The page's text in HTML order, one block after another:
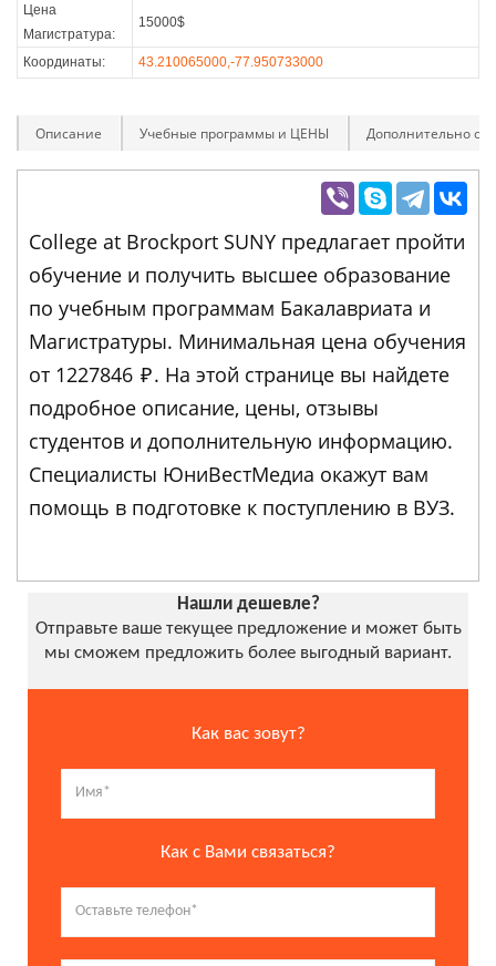
Цена
Магистратура:
15000$
Координаты: 43.210065000,-77.950733000
Описание Учебные программы и ЦЕНЫ Дополнительно
College at Brockport SUNY предлагает пройти
обучение и получить высшее образование
по учебным программам Бакалавриата и
Магистратуры. Минимальная цена обучения
от 1227846 ₽. На этой странице вы найдете
подробное описание, цены, отзывы
студентов и дополнительную информацию.
Специалисты ЮниВестМедиа окажут вам
помощь в подготовке к поступлению в ВУЗ.
Нашли дешевле?
Отправьте ваше текущее предложение и может быть
мы сможем предложить более выгодный вариант.
Как вас зовут?
Как с Вами связаться?